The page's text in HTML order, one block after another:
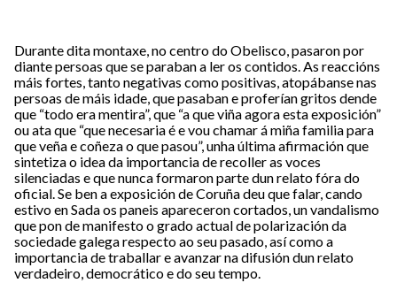
Durante dita montaxe, no centro do Obelisco, pasaron por
diante persoas que se paraban a ler os contidos. As reaccións
máis fortes, tanto negativas como positivas, atopábanse nas
persoas de máis idade, que pasaban e proferían gritos dende
que “todo era mentira”, que “a que viña agora esta exposición”
ou ata que “que necesaria é e vou chamar á miña familia para
que veña e coñeza o que pasou”, unha última afirmación que
sintetiza o idea da importancia de recoller as voces
silenciadas e que nunca formaron parte dun relato fóra do
oficial. Se ben a exposición de Coruña deu que falar, cando
estivo en Sada os paneis apareceron cortados, un vandalismo
que pon de manifesto o grado actual de polarización da
sociedade galega respecto ao seu pasado, así como a
importancia de traballar e avanzar na difusión dun relato
verdadeiro, democrático e do seu tempo.